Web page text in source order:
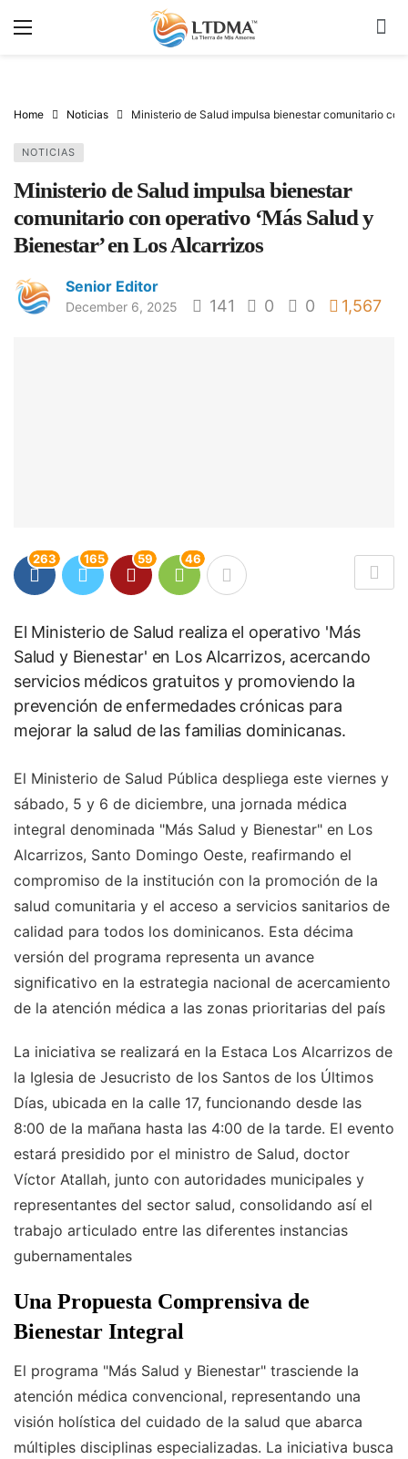
Home Noticias Ministerio de Salud impulsa bienestar comunitario
NOTICIAS
Ministerio de Salud impulsa bienestar
comunitario con operativo ‘Más Salud y
Bienestar’ en Los Alcarrizos
Senior Editor
December 6, 2025 141 0 0 1,567
263 165 59 46
El Ministerio de Salud realiza el operativo 'Más
Salud y Bienestar' en Los Alcarrizos, acercando
servicios médicos gratuitos y promoviendo la
prevención de enfermedades crónicas para
mejorar la salud de las familias dominicanas.
El Ministerio de Salud Pública despliega este viernes y
sábado, 5 y 6 de diciembre, una jornada médica
integral denominada "Más Salud y Bienestar" en Los
Alcarrizos, Santo Domingo Oeste, reafirmando el
compromiso de la institución con la promoción de la
salud comunitaria y el acceso a servicios sanitarios de
calidad para todos los dominicanos. Esta décima
versión del programa representa un avance
significativo en la estrategia nacional de acercamiento
de la atención médica a las zonas prioritarias del país
La iniciativa se realizará en la Estaca Los Alcarrizos de
la Iglesia de Jesucristo de los Santos de los Últimos
Días, ubicada en la calle 17, funcionando desde las
8:00 de la mañana hasta las 4:00 de la tarde. El evento
estará presidido por el ministro de Salud, doctor
Víctor Atallah, junto con autoridades municipales y
representantes del sector salud, consolidando así el
trabajo articulado entre las diferentes instancias
gubernamentales
Una Propuesta Comprensiva de
Bienestar Integral
El programa "Más Salud y Bienestar" trasciende la
atención médica convencional, representando una
visión holística del cuidado de la salud que abarca
múltiples disciplinas especializadas. La iniciativa busca